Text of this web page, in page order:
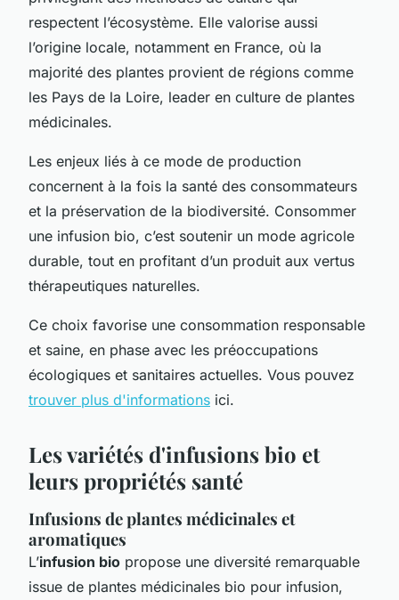
respectent l’écosystème. Elle valorise aussi
l’origine locale, notamment en France, où la
majorité des plantes provient de régions comme
les Pays de la Loire, leader en culture de plantes
médicinales.
Les enjeux liés à ce mode de production
concernent à la fois la santé des consommateurs
et la préservation de la biodiversité. Consommer
une infusion bio, c’est soutenir un mode agricole
durable, tout en profitant d’un produit aux vertus
thérapeutiques naturelles.
Ce choix favorise une consommation responsable
et saine, en phase avec les préoccupations
écologiques et sanitaires actuelles. Vous pouvez
trouver plus d'informations ici.
Les variétés d'infusions bio et
leurs propriétés santé
Infusions de plantes médicinales et
aromatiques
L’infusion bio propose une diversité remarquable
issue de plantes médicinales bio pour infusion,